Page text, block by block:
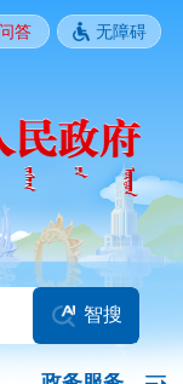
自治区信息
旗县区动态
答 无障碍
智搜